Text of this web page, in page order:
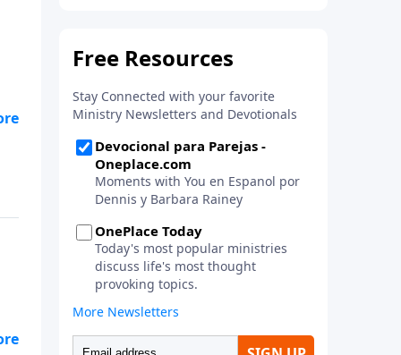
los principios de la Palabra de
familia, su iglesia y su
comunidad!